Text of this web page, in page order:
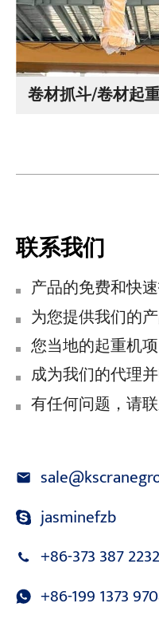
卷材抓斗/卷材起
联系我们
产品的免费和快速
为您提供我们的产
您当地的起重机
成为我们的代理并
有任何问题，请联
jasminefzb
+86-373 387 2232
+86-199 1373